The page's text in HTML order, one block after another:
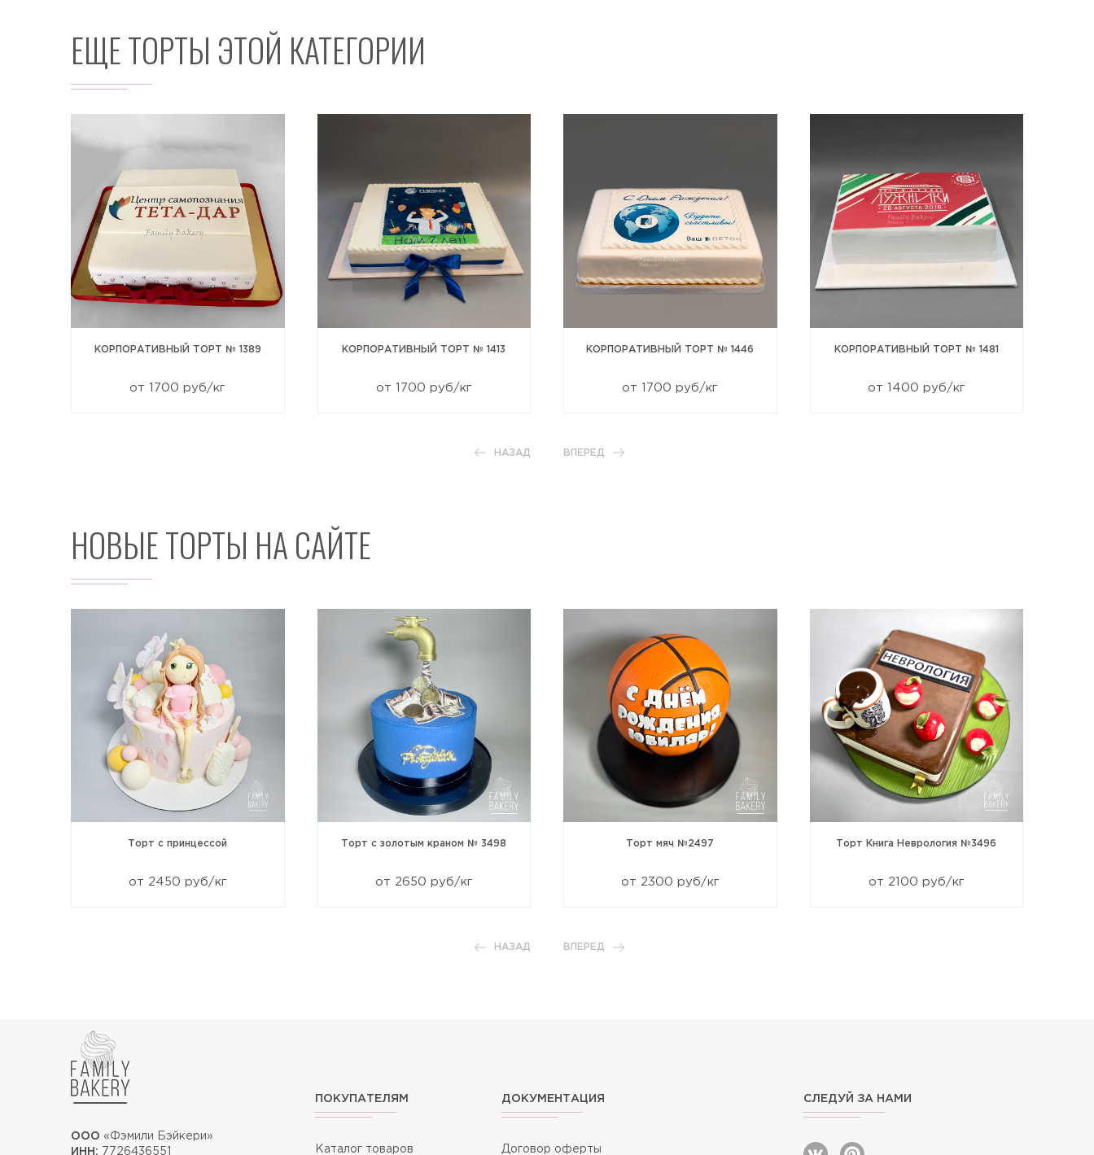
ЕЩЕ ТОРТЫ ЭТОЙ КАТЕГОРИИ
КОРПОРАТИВНЫЙ ТОРТ № 1389
от 1700 руб/кг
КОРПОРАТИВНЫЙ ТОРТ № 1413
от 1700 руб/кг
КОРПОРАТИВНЫЙ ТОРТ № 1446
от 1700 руб/кг
КОРПОРАТИВНЫЙ ТОРТ № 1481
от 1400 руб/кг
НАЗАД ВПЕРЕД
НОВЫЕ ТОРТЫ НА САЙТЕ
Торт с принцессой
от 2450 руб/кг
Торт с золотым краном № 3498
от 2650 руб/кг
Торт мяч №2497
от 2300 руб/кг
Торт Книга Неврология №3496
от 2100 руб/кг
НАЗАД ВПЕРЕД
ООО «Фэмили Бэйкери»
ИНН: 7726436551
ПОКУПАТЕЛЯМ
Каталог товаров
ДОКУМЕНТАЦИЯ
Договор оферты
СЛЕДУЙ ЗА НАМИ